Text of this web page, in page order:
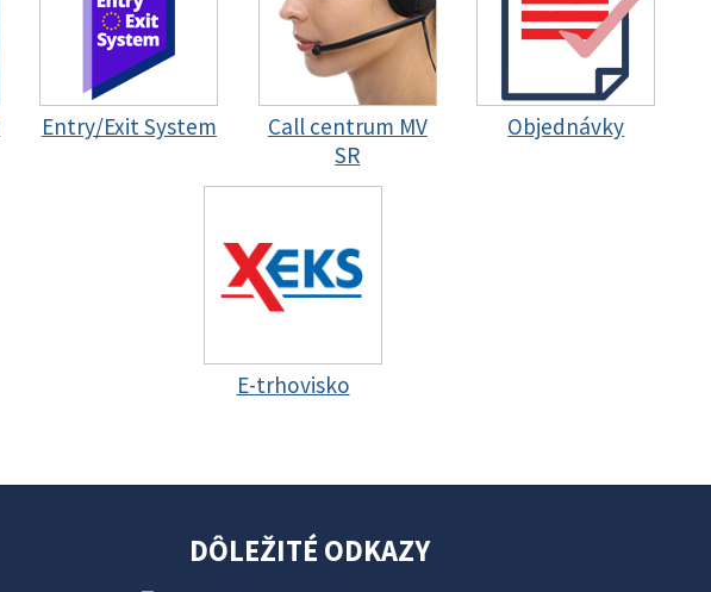
Entry/Exit System
Call centrum MV
SR
Objednávky
E-trhovisko
DÔLEŽITÉ ODKAZY